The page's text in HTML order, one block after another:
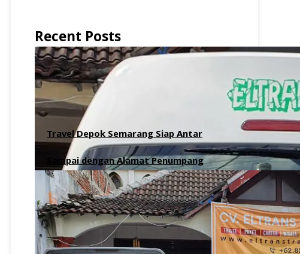
Recent Posts
Travel Depok Semarang Siap Antar
Sampai dengan Alamat Penumpang
6 Agustus 2026